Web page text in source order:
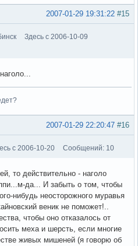
#15
2007-01-29 19:31:22
Здесь с 2006-10-09
#16
2007-01-29 22:20:47
с 2006-10-20 Сообщений: 10
то действительно - наголо
да... И забыть о том, чтобы
нибудь неосторожного муравья
веник не поможет!..
чтобы оно отказалось от
меха и шерсть, если многие
живых мишеней (я говорю об